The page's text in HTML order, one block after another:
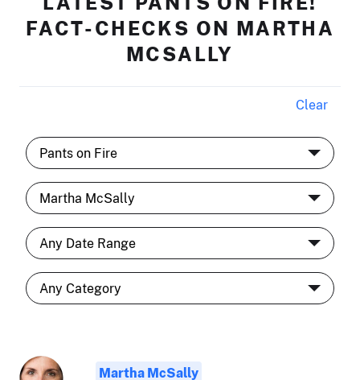
FACT-CHECKS ON MARTHA
MCSALLY
Clear
Martha McSally